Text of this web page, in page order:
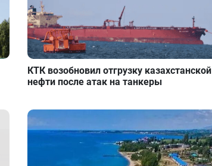
КТК возобновил отгрузку казахстанской
нефти после атак на танкеры